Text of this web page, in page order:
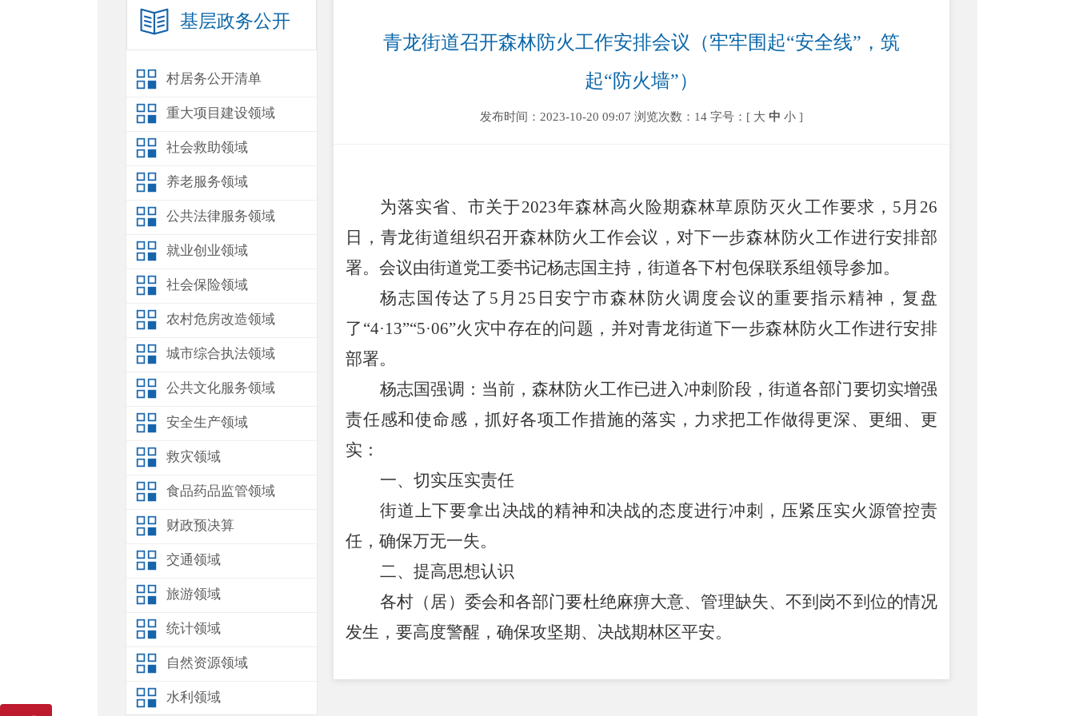
基层政务公开
村居务公开清单
重大项目建设领域
社会救助领域
养老服务领域
公共法律服务领域
就业创业领域
社会保险领域
农村危房改造领域
城市综合执法领域
公共文化服务领域
安全生产领域
救灾领域
食品药品监管领域
财政预决算
交通领域
旅游领域
统计领域
自然资源领域
水利领域
青龙街道召开森林防火工作安排会议（牢牢围起“安全线”，筑
起“防火墙”）
发布时间：2023-10-20 09:07 浏览次数：14 字号：[ 大 中 小 ]
为落实省、市关于2023年森林高火险期森林草原防灭火工作要求， 5 月 26
日，青龙街道组织召开森林防火工作会议，对下一步森林防火工作进行安排部
署。会议由街道党工委书记杨志国主持，街道各下村包保联系组领导参加。
杨志国传达了 5 月 25 日安宁市森林防火调度会议的重要指示精神，复盘
了“4·13”“5·06”火灾中存在的问题，并对青龙街道下一步森林防火工作进行安排
部署。
杨志国强调 ： 当前，森林防火工作已进入冲刺阶段，街道各部门要切实增强
责任感和使命感，抓好各项工作措施的落实，力求把工作做得更深、更细、更
实：
一、 切实压实责任
街道上下要拿出决战的精神和决战的态度进行冲刺，压紧压实火源管控责
任，确保万无一失。
二、 提高思想认识
各村（居）委会和各部门要杜绝麻痹大意、管理缺失、不到岗不到位的情况
发生，要高度警醒，确保攻坚期、决战期林区平安。